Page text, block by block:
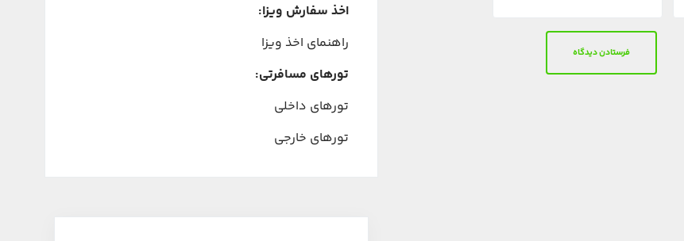
اخذ سفارش ویزا:
راهنمای اخذ ویزا
تورهای مسافرتی:
تورهای داخلی
تورهای خارجی